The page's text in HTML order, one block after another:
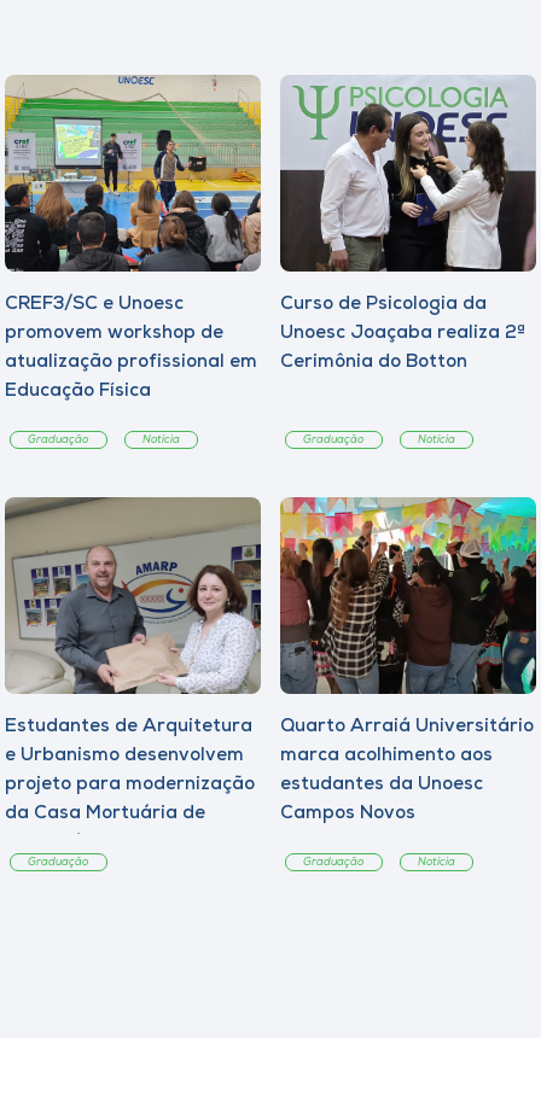
CREF3/SC e Unoesc
promovem workshop de
atualização profissional em
Educação Física
Graduação Notícia
Curso de Psicologia da
Unoesc Joaçaba realiza 2ª
Cerimônia do Botton
Graduação Notícia
Estudantes de Arquitetura
e Urbanismo desenvolvem
projeto para modernização
da Casa Mortuária de
Graduação
Quarto Arraiá Universitário
marca acolhimento aos
estudantes da Unoesc
Campos Novos
Graduação Notícia